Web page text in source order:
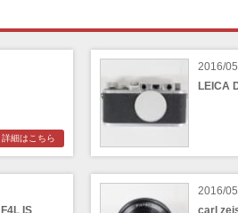
詳細はこちら
2016/
LEICA
IS
2016/
carl